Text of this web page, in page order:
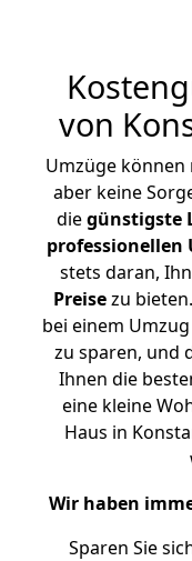
von
Umzüge
aber keine
diegünstigste
professionellen
stets daran,
Preisezu
bei einem
zu sparen, und
Ihnen die
eine kleine
Haus in
Wir haben
Sparen Sie